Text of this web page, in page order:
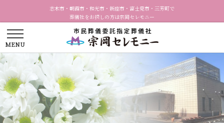
志木市・朝霞市・和光市・新座市・富士見市・三芳町で
葬儀社をお探しの方は宗岡セレモニー